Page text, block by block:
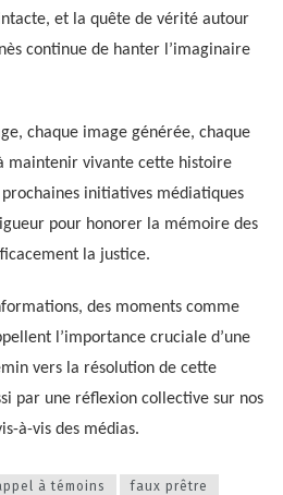
et la quête de vérité autour
continue de hanter l’imaginaire
chaque image générée, chaque
maintenir vivante cette histoire
initiatives médiatiques
pour honorer la mémoire des
la justice.
des moments comme
l’importance cruciale d’une
vers la résolution de cette
par une réflexion collective sur nos
à-vis des médias.
à témoins
faux prêtre